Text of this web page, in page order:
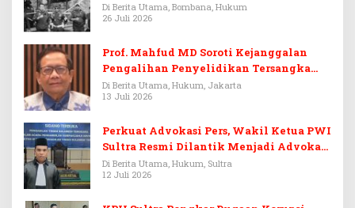
Di Berita Utama, Bombana, Hukum
26 Juli 2026
Prof. Mahfud MD Soroti Kejanggalan
Pengalihan Penyelidikan Tersangka
Febrie Adriansyah
Di Berita Utama, Hukum, Jakarta
13 Juli 2026
Perkuat Advokasi Pers, Wakil Ketua PWI
Sultra Resmi Dilantik Menjadi Advokat
PERADI
Di Berita Utama, Hukum, Sultra
12 Juli 2026